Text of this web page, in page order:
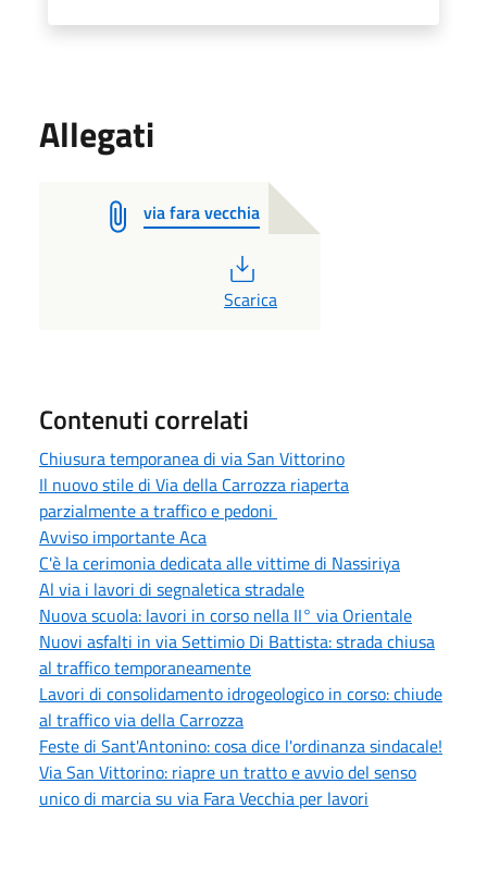
Allegati
via fara vecchia
PDF
Scarica
Contenuti correlati
Chiusura temporanea di via San Vittorino
Il nuovo stile di Via della Carrozza riaperta
parzialmente a traffico e pedoni
Avviso importante Aca
C'è la cerimonia dedicata alle vittime di Nassiriya
Al via i lavori di segnaletica stradale
Nuova scuola: lavori in corso nella II° via Orientale
Nuovi asfalti in via Settimio Di Battista: strada chiusa
al traffico temporaneamente
Lavori di consolidamento idrogeologico in corso: chiude
al traffico via della Carrozza
Feste di Sant'Antonino: cosa dice l'ordinanza sindacale!
Via San Vittorino: riapre un tratto e avvio del senso
unico di marcia su via Fara Vecchia per lavori